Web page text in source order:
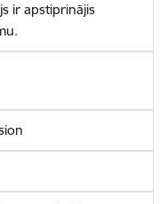
ir apstiprinājis